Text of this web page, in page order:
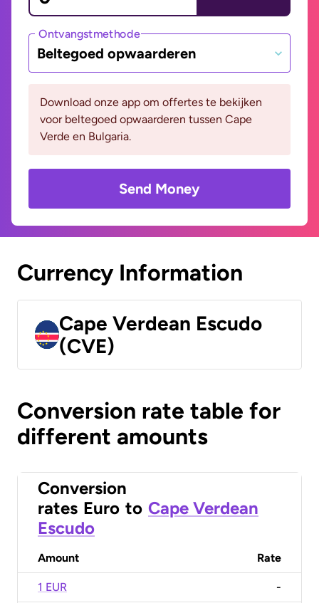
Ontvangstmethode
Beltegoed opwaarderen
Download onze app om offertes te bekijken
voor beltegoed opwaarderen tussen Cape
Verde en Bulgaria.
Send Money
Currency Information
Cape Verdean Escudo
(CVE)
Conversion rate table for
different amounts
Conversion
rates Euro to Cape Verdean
Escudo
Amount Rate
1 EUR -